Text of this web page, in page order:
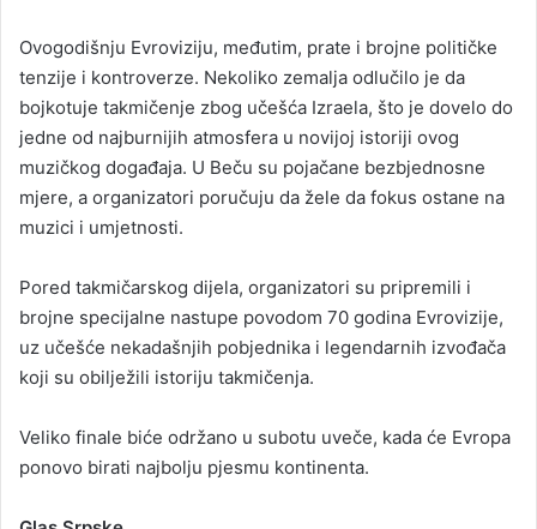
Ovogodišnju Evroviziju, međutim, prate i brojne političke
tenzije i kontroverze. Nekoliko zemalja odlučilo je da
bojkotuje takmičenje zbog učešća Izraela, što je dovelo do
jedne od najburnijih atmosfera u novijoj istoriji ovog
muzičkog događaja. U Beču su pojačane bezbjednosne
mjere, a organizatori poručuju da žele da fokus ostane na
muzici i umjetnosti.
Pored takmičarskog dijela, organizatori su pripremili i
brojne specijalne nastupe povodom 70 godina Evrovizije,
uz učešće nekadašnjih pobjednika i legendarnih izvođača
koji su obilježili istoriju takmičenja.
Veliko finale biće održano u subotu uveče, kada će Evropa
ponovo birati najbolju pjesmu kontinenta.